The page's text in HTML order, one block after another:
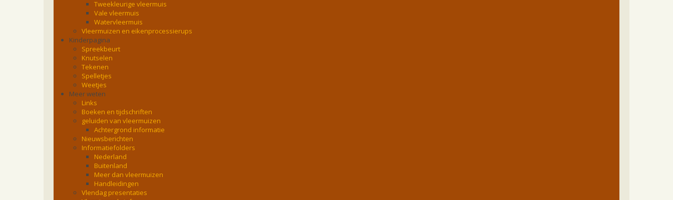
Tweekleurige vleermuis
Vale vleermuis
Watervleermuis
Vleermuizen en eikenprocessierups
Kinderpagina
Spreekbeurt
Knutselen
Tekenen
Spelletjes
Weetjes
Meer weten
Links
Boeken en tijdschriften
geluiden van vleermuizen
Achtergrond informatie
Nieuwsberichten
Informatiefolders
Nederland
Buitenland
Meer dan vleermuizen
Handleidingen
Vlendag presentaties